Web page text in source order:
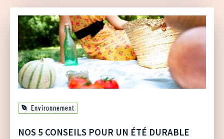
Environnement
NOS 5 CONSEILS POUR UN ÉTÉ DURABLE